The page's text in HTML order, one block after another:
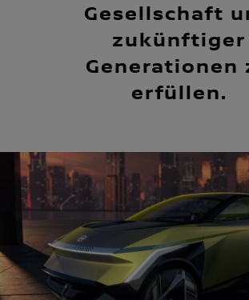
Gesellschaft
zukünftiger
Generationen
erfüllen.